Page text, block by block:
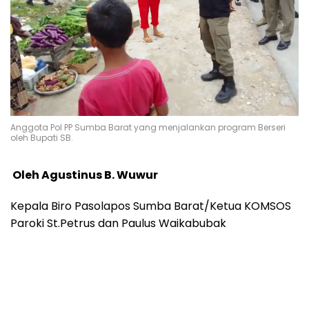
Anggota Pol PP Sumba Barat yang menjalankan program Berseri
oleh Bupati SB.
Oleh Agustinus B. Wuwur
Kepala Biro Pasolapos Sumba Barat/Ketua KOMSOS
Paroki St.Petrus dan Paulus Waikabubak